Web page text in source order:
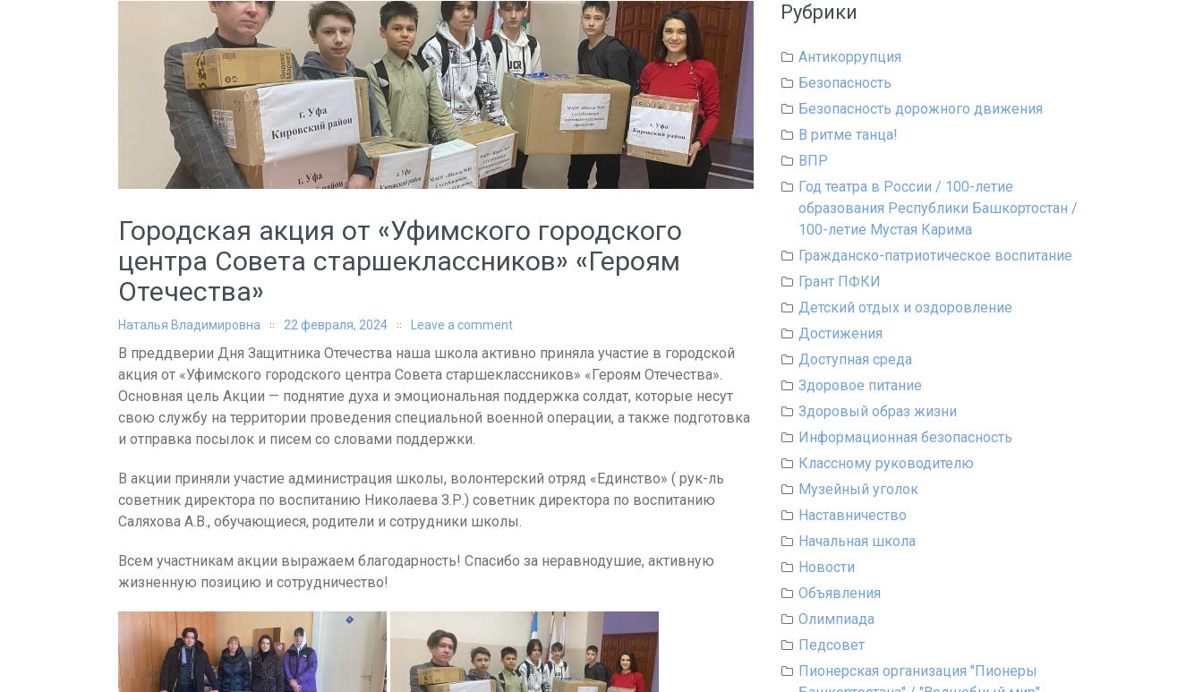
Городская акция от «Уфимского городского
центра Совета старшеклассников» «Героям
Отечества»
Наталья Владимировна 22 февраля, 2024 Leave a comment
В преддверии Дня Защитника Отечества наша школа активно приняла участие в городской
акция от «Уфимского городского центра Совета старшеклассников» «Героям Отечества».
Основная цель Акции — поднятие духа и эмоциональная поддержка солдат, которые несут
свою службу на территории проведения специальной военной операции, а также подготовка
и отправка посылок и писем со словами поддержки.
В акции приняли участие администрация школы, волонтерский отряд «Единство» ( рук-ль
советник директора по воспитанию Николаева З.Р.) советник директора по воспитанию
Саляхова А.В., обучающиеся, родители и сотрудники школы.
Всем участникам акции выражаем благодарность! Спасибо за неравнодушие, активную
жизненную позицию и сотрудничество!
Рубрики
Антикоррупция
Безопасность
Безопасность дорожного движения
В ритме танца!
ВПР
Год театра в России / 100-летие
образования Республики Башкортостан /
100-летие Мустая Карима
Гражданско-патриотическое воспитание
Грант ПФКИ
Детский отдых и оздоровление
Достижения
Доступная среда
Здоровое питание
Здоровый образ жизни
Информационная безопасность
Классному руководителю
Музейный уголок
Наставничество
Начальная школа
Новости
Объявления
Олимпиада
Педсовет
Пионерская организация "Пионеры